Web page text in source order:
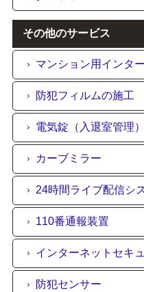
その他のサービス
マンション用インタ
防犯フィルムの施工
電気錠（入退室管理）
カーブミラー
24時間ライブ配信シ
110番通報装置
インターネットセキ
防犯センサー